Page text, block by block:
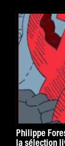
Philippe
la sélection